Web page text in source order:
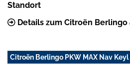
Standort
Details zum Citroën Berlingo
Citroën Berlingo PKW MAX Nav Keyl